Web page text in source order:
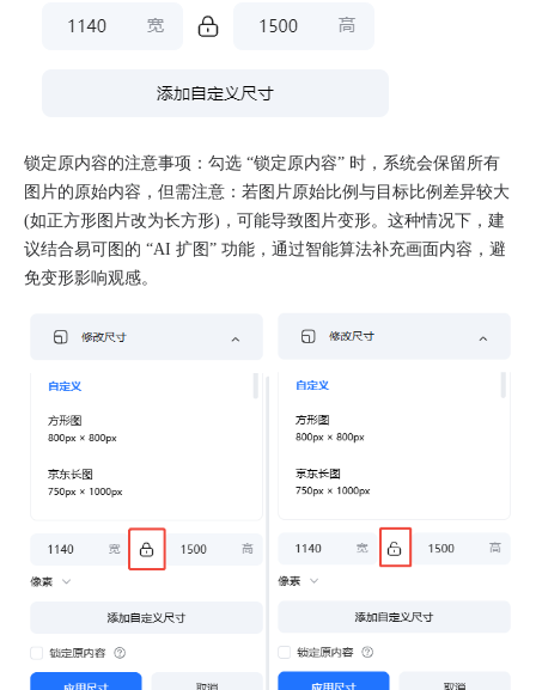
锁定原内容的注意事项：勾选 “锁定原内容” 时，系统会保留所有
图片的原始内容，但需注意：若图片原始比例与目标比例差异较大
(如正方形图片改为长方形)，可能导致图片变形。这种情况下，建
议结合易可图的 “AI 扩图” 功能，通过智能算法补充画面内容，避
免变形影响观感。